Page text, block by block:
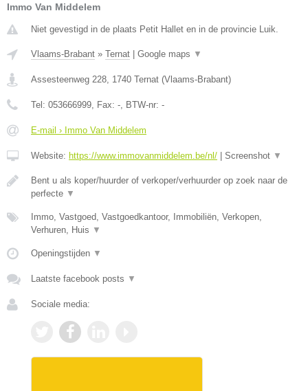
Immo Van Middelem
Niet gevestigd in de plaats Petit Hallet en in de provincie Luik.
Vlaams-Brabant » Ternat Google maps ▼
Assesteenweg 228 1740 Ternat (Vlaams-Brabant)
Tel: 053666999 , Fax: - , BTW-nr: -
E-mail › Immo Van Middelem
Website: https://www.immovanmiddelem.be/nl/ Screenshot ▼
Bent u als koper/huurder of verkoper/verhuurder op zoek naar de
perfecte ▼
Immo, Vastgoed, Vastgoedkantoor, Immobiliën, Verkopen,
Verhuren, Huis ▼
Openingstijden ▼
Laatste facebook posts ▼
Sociale media: